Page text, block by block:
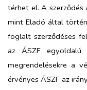
térhet el. A szerződés
mint Eladó által
foglalt szerződéses
az ÁSZF egyoldalú
megrendelésekre a
érvényes ÁSZF az